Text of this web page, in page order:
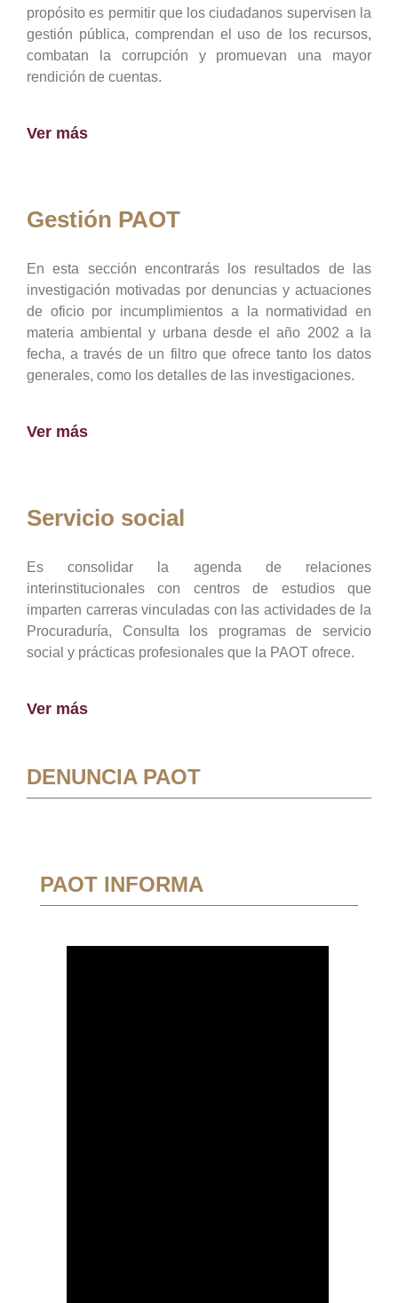
propósito es permitir que los ciudadanos supervisen la
gestión pública, comprendan el uso de los recursos,
combatan la corrupción y promuevan una mayor
rendición de cuentas.
Ver más
Gestión PAOT
En esta sección encontrarás los resultados de las
investigación motivadas por denuncias y actuaciones
de oficio por incumplimientos a la normatividad en
materia ambiental y urbana desde el año 2002 a la
fecha, a través de un filtro que ofrece tanto los datos
generales, como los detalles de las investigaciones.
Ver más
Servicio social
Es consolidar la agenda de relaciones
interinstitucionales con centros de estudios que
imparten carreras vinculadas con las actividades de la
Procuraduría, Consulta los programas de servicio
social y prácticas profesionales que la PAOT ofrece.
Ver más
DENUNCIA PAOT
PAOT INFORMA